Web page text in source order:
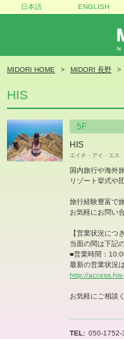
日本語 ENGLISH
MIDORI HOME MIDORI 長野
HIS
5F
HIS
エイチ・アイ・エス
国内旅行や海外
リゾート挙式や
旅行経験豊富で
お気軽にお問い
【営業状況につ
当面の間は下記
■営業時間：
最新の営業状況
http://
お気軽にご相談
TEL
050-1752-